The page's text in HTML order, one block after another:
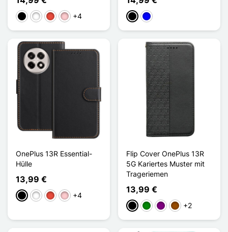
Schwarz
WeißRot Pink+4 Schwarz
Blau
OnePlus 13R Essential-
Hülle
13,99 €
Schwarz
WeißRot Pink+4
Flip Cover OnePlus 13R
5G Kariertes Muster mit
Trageriemen
13,99 €
Schwarz
GrünViolettBraun
+2